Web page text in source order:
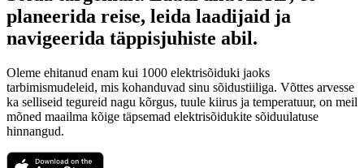
planeerida reise, leida laadijaid ja
navigeerida täppisjuhiste abil.
Oleme ehitanud enam kui 1000 elektrisõiduki jaoks
tarbimismudeleid, mis kohanduvad sinu sõidustiiliga. Võttes arvesse
ka selliseid tegureid nagu kõrgus, tuule kiirus ja temperatuur, on meil
mõned maailma kõige täpsemad elektrisõidukite sõiduulatuse
hinnangud.